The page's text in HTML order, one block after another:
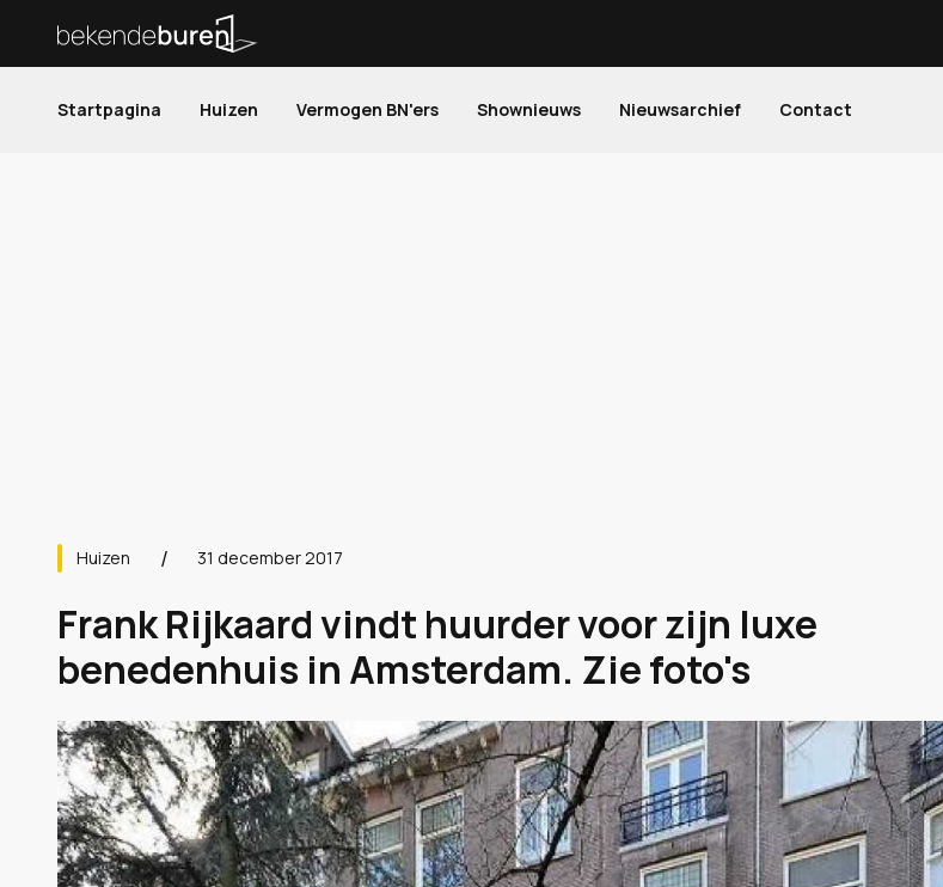
Startpagina Huizen Vermogen BN'ers Shownieuws Nieuwsarchief Contact
Huizen 31 december 2017
Frank Rijkaard vindt huurder voor zijn luxe
benedenhuis in Amsterdam. Zie foto's